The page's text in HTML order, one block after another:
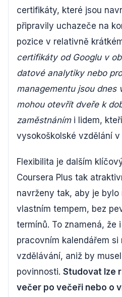
certifikáty, které jsou
připravily uchazeče na
pozice v relativně
certifikáty od Googlu v
datové analytiky nebo
managementu jsou dnes
mohou otevřít dveře k
zaměstnáními lidem,
vysokoškolské vzdělání v
Flexibilita je dalším
Coursera Plus tak
navrženy tak, aby je
vlastním tempem, bez
termínů. To znamená, že
pracovním kalendářem si
vzdělávání, aniž by
povinnosti. Studovat lze
večer po večeři nebo o